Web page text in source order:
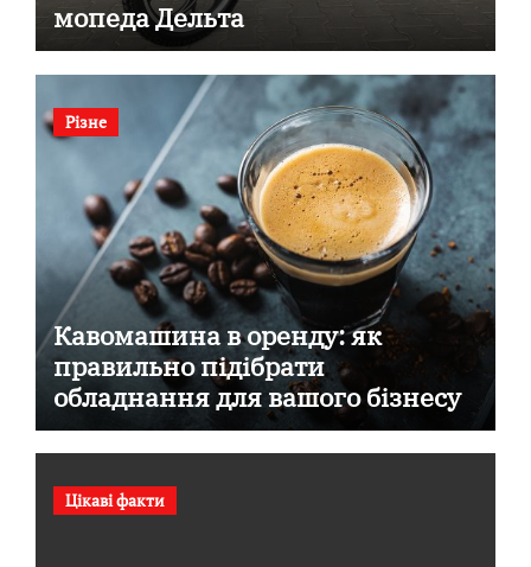
мопеда Дельта
Різне
Кавомашина в оренду: як
правильно підібрати
обладнання для вашого бізнесу
Цікаві факти